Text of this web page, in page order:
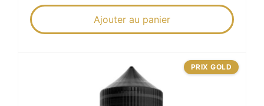
Ajouter au panier
PRIX GOLD